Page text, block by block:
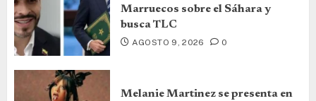
Marruecos sobre el Sáhara y
busca TLC
AGOSTO 9, 2026 0
Melanie Martinez se presenta en